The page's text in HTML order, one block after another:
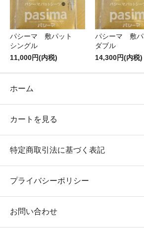
パシーマ 敷パット
シングル
11,000円(内税)
パシーマ 敷
ダブル
14,300円(内税)
ホーム
カートを見る
特定商取引法に基づく表記
プライバシーポリシー
お問い合わせ